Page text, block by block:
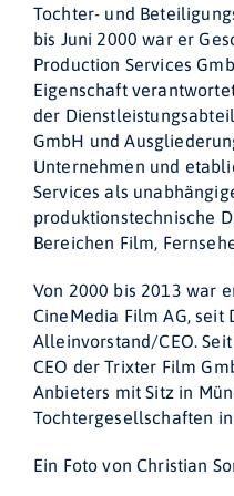
Tochter- und
bis Juni 2000 war er
Production Services
Eigenschaft
der
GmbH und
Unternehmen und
Services als
produktionstechnische
Bereichen Film,
Von 2000 bis 2013 war
CineMedia Film AG, seit
Alleinvorstand/CEO.
CEO der Trixter Film
Anbieters mit Sitz in
Tochtergesellschaften
Ein Foto von Christian